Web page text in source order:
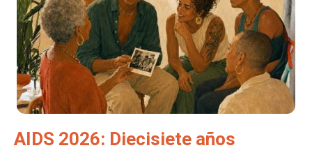
AIDS 2026: Diecisiete años